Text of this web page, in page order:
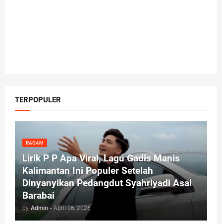
TERPOPULER
RAGAM
Lirik P P Apa Viral, Lagu Gadis Manis
Kalimantan Ini Populer Setelah
Dinyanyikan Pedangdut Syahriyadi Asal
Barabai
by Admin - April 06, 2026